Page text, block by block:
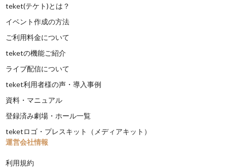
teket(テケト)とは？
イベント作成の方法
ご利用料金について
teketの機能ご紹介
ライブ配信について
teket利用者様の声・導入事例
資料・マニュアル
登録済み劇場・ホール一覧
teketロゴ・プレスキット（メディアキット）
運営会社情報
利用規約